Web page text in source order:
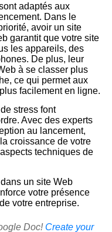
adaptés aux
Dans le
avoir un site
garantit que votre site
les appareils, des
De plus, leur
à se classer plus
ce qui permet aux
facilement en ligne.
stress font
Avec des experts
au lancement,
croissance de votre
techniques de
un site Web
votre présence
votre entreprise.
Doc! Create your